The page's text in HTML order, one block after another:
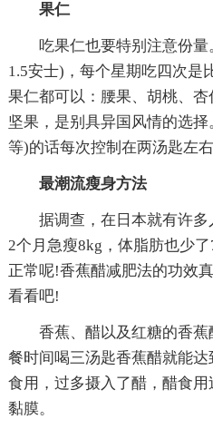
果仁
吃果仁也要特别注意份量
1.5安士)，每个星期吃四次是
果仁都可以：腰果、胡桃、
坚果，是别具异国风情的选
等)的话每次控制在两汤匙左右
最潮流瘦身方法
据调查，在日本就有许多
2个月急瘦8kg，体脂肪也少
正常呢!香蕉醋减肥法的功效
看看吧!
香蕉、醋以及红糖的香蕉
餐时间喝三汤匙香蕉醋就能
食用，过多摄入了醋，醋食
黏膜。